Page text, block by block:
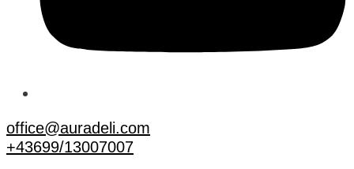
office@auradeli.com
+43699/13007007